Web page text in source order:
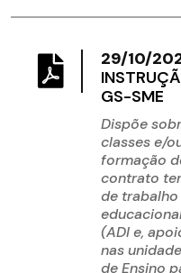
29/10/
GS-SME
Dispõe
classes e/
formação
contrato
de
(ADI e,
nas
de Ensino